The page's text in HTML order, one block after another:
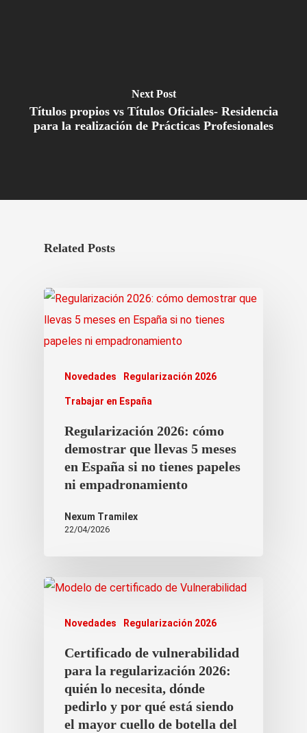
Next Post
Títulos propios vs Títulos Oficiales- Residencia
para la realización de Prácticas Profesionales
Related Posts
Novedades Regularización 2026
Trabajar en España
Regularización 2026: cómo
demostrar que llevas 5 meses
en España si no tienes papeles
ni empadronamiento
Nexum Tramilex
22/04/2026
Novedades Regularización 2026
Certificado de vulnerabilidad
para la regularización 2026:
quién lo necesita, dónde
pedirlo y por qué está siendo
el mayor cuello de botella del